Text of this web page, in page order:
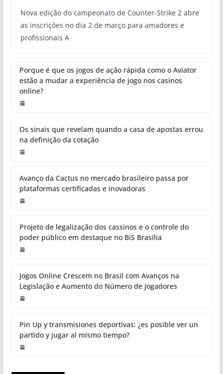
Nova edição do campeonato de Counter-Strike 2 abre
as inscrições no dia 2 de março para amadores e
profissionais A
Porque é que os jogos de ação rápida como o Aviator
estão a mudar a experiência de jogo nos casinos
online?
Os sinais que revelam quando a casa de apostas errou
na definição da cotação
Avanço da Cactus no mercado brasileiro passa por
plataformas certificadas e inovadoras
Projeto de legalização dos cassinos e o controle do
poder público em destaque no BiS Brasília
Jogos Online Crescem no Brasil com Avanços na
Legislação e Aumento do Número de Jogadores
Pin Up y transmisiones deportivas: ¿es posible ver un
partido y jugar al mismo tiempo?